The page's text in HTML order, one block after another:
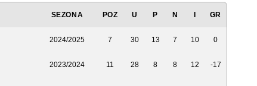
SEZONA POZ U P N GR
2024/2025 7 30 13 7 10 0
2023/2024 11 28 8 8 12 -17